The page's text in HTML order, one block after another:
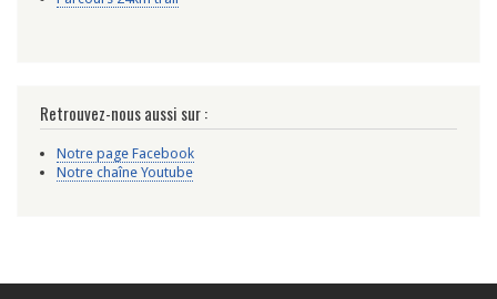
Retrouvez-nous aussi sur :
Notre page Facebook
Notre chaîne Youtube